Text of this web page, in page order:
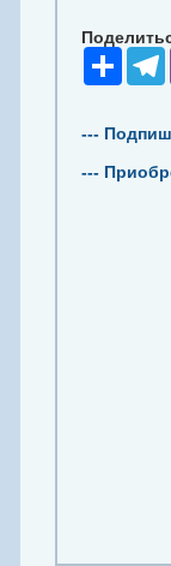
Share
---
---